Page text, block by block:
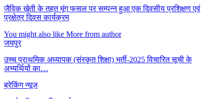
जैविक खेती के तहत मूंग फसल पर सम्पन्न हुआ एक दिवसीय प्रशिक्षण एवं
प्रक्षेत्र दिवस कार्यक्रम
You might also like More from author
जयपुर
उच्च प्राथमिक अध्यापक (संस्कृत शिक्षा) भर्ती-2025 विचारित सूची के
अभ्यर्थियों का…
ब्रेकिंग न्यूज़